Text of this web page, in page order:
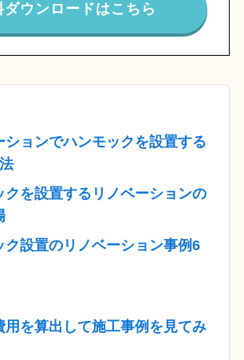
ダウンロードはこちら
ションでハンモックを設置する
クを設置するリノベーションの
ク設置のリノベーション事例6
用を算出して施工事例を見てみ